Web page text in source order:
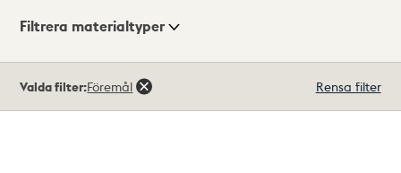
Visningsläge
Filtrera materialtyper
träffar
Valda filter:Föremål Rensa filter